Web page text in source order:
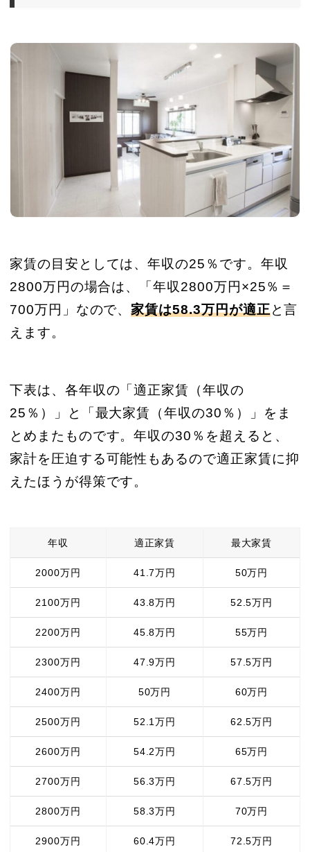
家賃の目安としては、年収の25％です。年収
2800万円の場合は、「年収2800万円×25％＝
700万円」なので、家賃は58.3万円が適正と言
えます。
下表は、各年収の「適正家賃（年収の
25％）」と「最大家賃（年収の30％）」をま
とめまたものです。年収の30％を超えると、
家計を圧迫する可能性もあるので適正家賃に抑
えたほうが得策です。
年収 適正家賃 最大家賃
2000万円 41.7万円 50万円
2100万円 43.8万円 52.5万円
2200万円 45.8万円 55万円
2300万円 47.9万円 57.5万円
2400万円 50万円 60万円
2500万円 52.1万円 62.5万円
2600万円 54.2万円 65万円
2700万円 56.3万円 67.5万円
2800万円 58.3万円 70万円
2900万円 60.4万円 72.5万円